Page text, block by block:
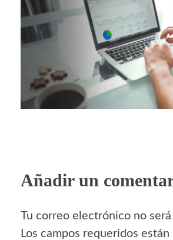
Añadir un
Tu correo electrónico no
Los campos requeridos están